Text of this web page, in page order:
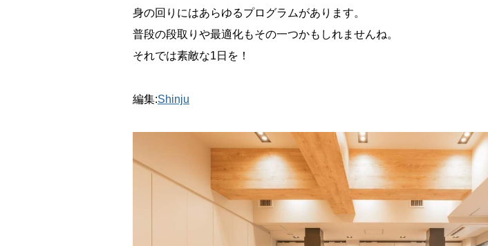
身の回りにはあらゆるプログラムがあります。
普段の段取りや最適化もその一つかもしれませんね。
それでは素敵な1日を！
編集:Shinju